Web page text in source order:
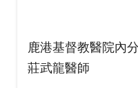
鹿港基督教醫院內
莊武龍醫師